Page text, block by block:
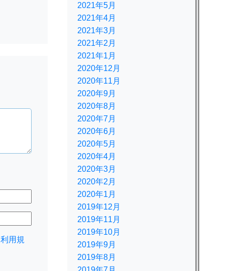
利用規
2021年5月
2021年4月
2021年3月
2021年2月
2021年1月
2020年12月
2020年11月
2020年9月
2020年8月
2020年7月
2020年6月
2020年5月
2020年4月
2020年3月
2020年2月
2020年1月
2019年12月
2019年11月
2019年10月
2019年9月
2019年8月